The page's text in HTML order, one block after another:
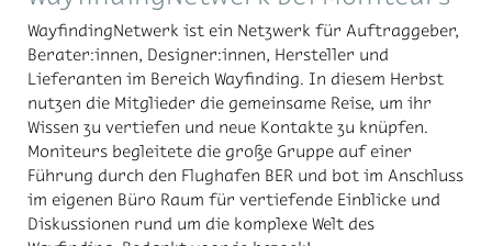
WayfindingNetwerk ist ein Netzwerk für Auftraggeber,
Berater:innen, Designer:innen, Hersteller und
Lieferanten im Bereich Wayfinding. In diesem Herbst
nutzen die Mitglieder die gemeinsame Reise, um ihr
Wissen zu vertiefen und neue Kontakte zu knüpfen.
Moniteurs begleitete die große Gruppe auf einer
Führung durch den Flughafen BER und bot im Anschluss
im eigenen Büro Raum für vertiefende Einblicke und
Diskussionen rund um die komplexe Welt des